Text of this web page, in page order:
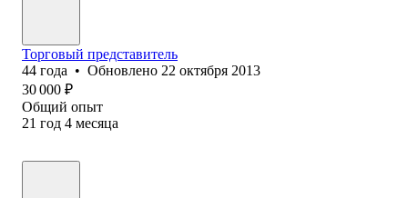
Торговый представитель
44 года • Обновлено 22 октября 2013
30 000 ₽
Общий опыт
21 год 4 месяца